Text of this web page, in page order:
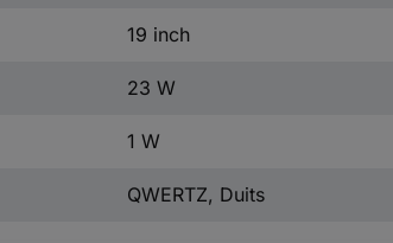
19 inch
23 W
1 W
QWERTZ, Duits